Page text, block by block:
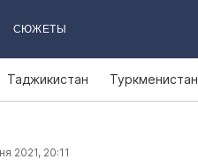
СЮЖЕТЫ
Таджикистан Туркменистан
2021, 20:11